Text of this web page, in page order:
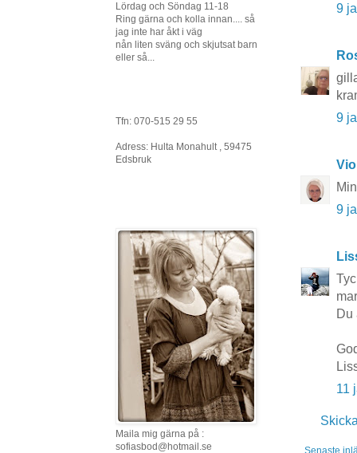
9
9
9
Du
11
Senaste
Lördag och Söndag 11-18
Ring gärna och kolla innan.... så
jag inte har åkt i väg
nån liten sväng och skjutsat barn
eller så...
Tfn: 070-515 29 55
Adress: Hulta Monahult , 59475
Edsbruk
Maila mig gärna på :
sofiasbod@hotmail.se